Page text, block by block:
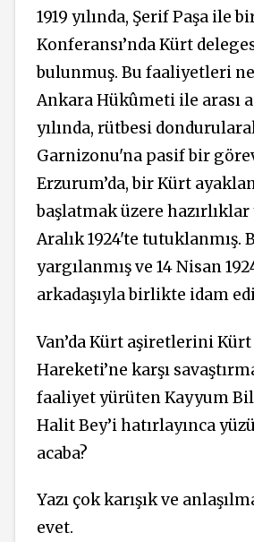
1919 yılında, Şerif Paşa ile
Konferansı’nda Kürt
bulunmuş. Bu faaliyetleri
Ankara Hükûmeti ile arası
yılında, rütbesi
Garnizonu'na pasif bir
Erzurum’da, bir Kürt
başlatmak üzere
Aralık 1924'te tutuklanmış.
yargılanmış ve 14 Nisan
arkadaşıyla birlikte idam
Van’da Kürt aşiretlerini
Hareketi’ne karşı
faaliyet yürüten Kayyum
Halit Bey’i hatırlayınca
acaba?
Yazı çok karışık ve
evet.